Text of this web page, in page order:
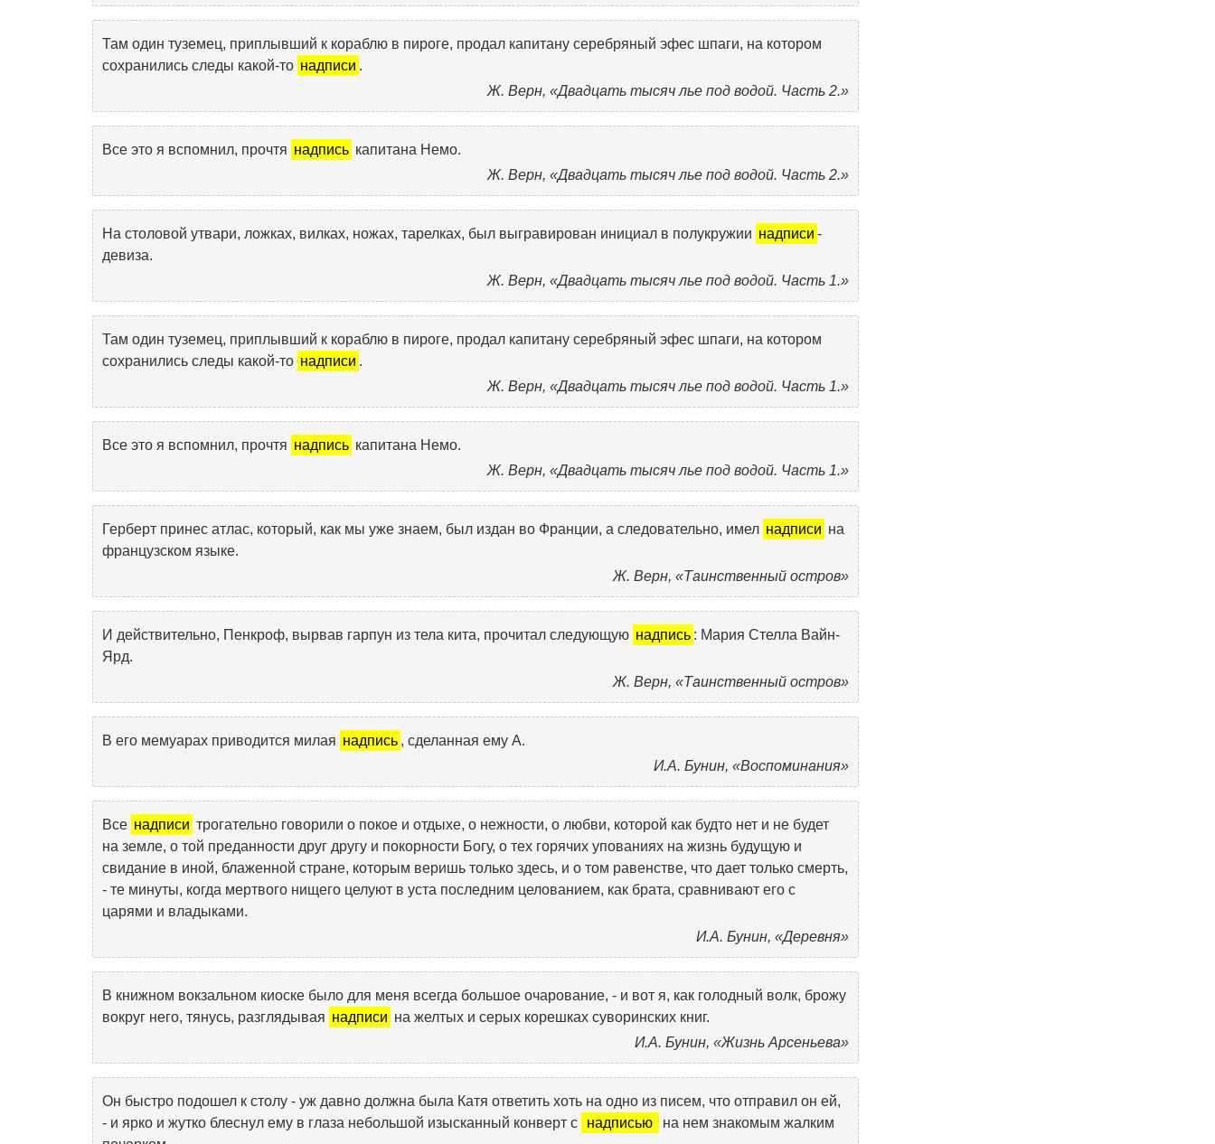
Там один туземец, приплывший к кораблю в пироге, продал капитану серебряный эфес шпаги, на котором
сохранились следы какой-то надписи .
Ж. Верн, «Двадцать тысяч лье под водой. Часть 2.»
Все это я вспомнил, прочтя надпись капитана Немо.
Ж. Верн, «Двадцать тысяч лье под водой. Часть 2.»
На столовой утвари, ложках, вилках, ножах, тарелках, был выгравирован инициал в полукружии надписи -
девиза.
Ж. Верн, «Двадцать тысяч лье под водой. Часть 1.»
Там один туземец, приплывший к кораблю в пироге, продал капитану серебряный эфес шпаги, на котором
сохранились следы какой-то надписи .
Ж. Верн, «Двадцать тысяч лье под водой. Часть 1.»
Все это я вспомнил, прочтя надпись капитана Немо.
Ж. Верн, «Двадцать тысяч лье под водой. Часть 1.»
Герберт принес атлас, который, как мы уже знаем, был издан во Франции, а следовательно, имел надписи на
французском языке.
Ж. Верн, «Таинственный остров»
И действительно, Пенкроф, вырвав гарпун из тела кита, прочитал следующую надпись : Мария Стелла Вайн-
Ярд.
Ж. Верн, «Таинственный остров»
В его мемуарах приводится милая надпись , сделанная ему А.
И.А. Бунин, «Воспоминания»
Все надписи трогательно говорили о покое и отдыхе, о нежности, о любви, которой как будто нет и не будет
на земле, о той преданности друг другу и покорности Богу, о тех горячих упованиях на жизнь будущую и
свидание в иной, блаженной стране, которым веришь только здесь, и о том равенстве, что дает только смерть,
- те минуты, когда мертвого нищего целуют в уста последним целованием, как брата, сравнивают его с
царями и владыками.
И.А. Бунин, «Деревня»
В книжном вокзальном киоске было для меня всегда большое очарование, - и вот я, как голодный волк, брожу
вокруг него, тянусь, разглядывая надписи на желтых и серых корешках суворинских книг.
И.А. Бунин, «Жизнь Арсеньева»
Он быстро подошел к столу - уж давно должна была Катя ответить хоть на одно из писем, что отправил он ей,
- и ярко и жутко блеснул ему в глаза небольшой изысканный конверт с
надписью
на нем знакомым жалким